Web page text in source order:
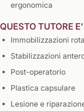
ergonomica
​QUESTO TUTORE
Immobilizzazioni
Stabilizzazioni
Post-operatorio
Plastica capsulare
Lesione e